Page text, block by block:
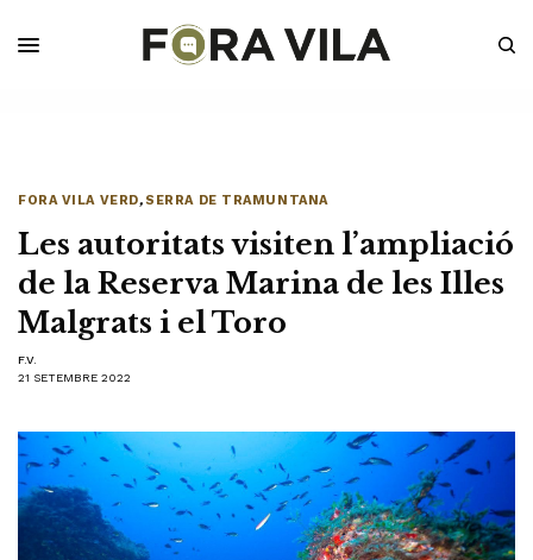
FORA VILA VERD,SERRA DE TRAMUNTANA
Les autoritats visiten l’ampliació
de la Reserva Marina de les Illes
Malgrats i el Toro
F.V.
21 SETEMBRE 2022